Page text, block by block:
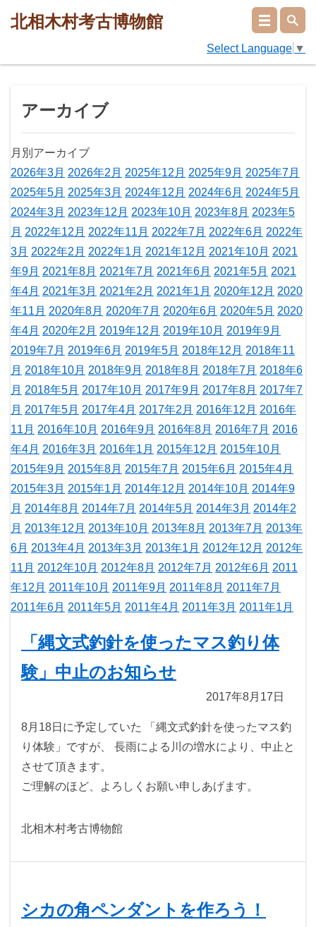
北相木村考古博物館
Select Language ▼
アーカイブ
月別アーカイブ
2026年3月 2026年2月 2025年12月 2025年9月 2025年7月
2025年5月 2025年3月 2024年12月 2024年6月 2024年5月
2024年3月 2023年12月 2023年10月 2023年8月 2023年5
月 2022年12月 2022年11月 2022年7月 2022年6月 2022年
3月 2022年2月 2022年1月 2021年12月 2021年10月 2021
年9月 2021年8月 2021年7月 2021年6月 2021年5月 2021
年4月 2021年3月 2021年2月 2021年1月 2020年12月 2020
年11月 2020年8月 2020年7月 2020年6月 2020年5月 2020
年4月 2020年2月 2019年12月 2019年10月 2019年9月
2019年7月 2019年6月 2019年5月 2018年12月 2018年11
月 2018年10月 2018年9月 2018年8月 2018年7月 2018年6
月 2018年5月 2017年10月 2017年9月 2017年8月 2017年7
月 2017年5月 2017年4月 2017年2月 2016年12月 2016年
11月 2016年10月 2016年9月 2016年8月 2016年7月 2016
年4月 2016年3月 2016年1月 2015年12月 2015年10月
2015年9月 2015年8月 2015年7月 2015年6月 2015年4月
2015年3月 2015年1月 2014年12月 2014年10月 2014年9
月 2014年8月 2014年7月 2014年5月 2014年3月 2014年2
月 2013年12月 2013年10月 2013年8月 2013年7月 2013年
6月 2013年4月 2013年3月 2013年1月 2012年12月 2012年
11月 2012年10月 2012年8月 2012年7月 2012年6月 2011
年12月 2011年10月 2011年9月 2011年8月 2011年7月
2011年6月 2011年5月 2011年4月 2011年3月 2011年1月
「縄文式釣針を使ったマス釣り体
験」中止のお知らせ
2017年8月17日
8月18日に予定していた 「縄文式釣針を使ったマス釣
り体験」ですが、 長雨による川の増水により、中止と
させて頂きます。
ご理解のほど、よろしくお願い申しあげます。
北相木村考古博物館
シカの角ペンダントを作ろう！